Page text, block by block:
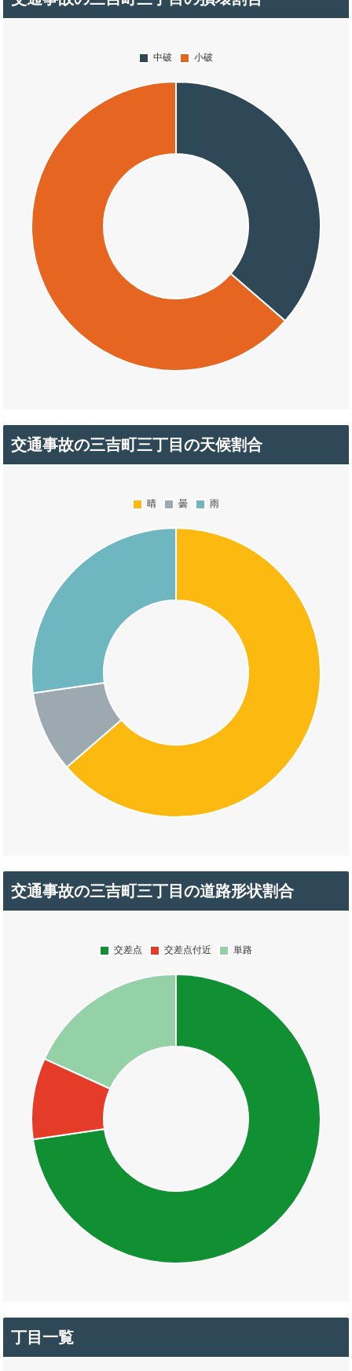
交通事故の三吉町三丁目の天候割合
交通事故の三吉町三丁目の道路形状割合
丁目一覧